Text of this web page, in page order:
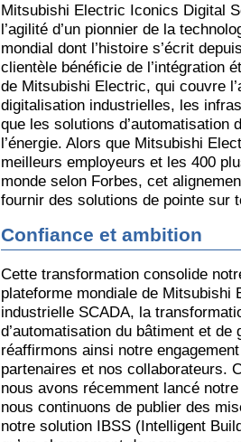
Mitsubishi Electric Iconics Digital
l’agilité d’un pionnier de la
mondial dont l’histoire s’écrit
clientèle bénéficie de l’intégration
de Mitsubishi Electric, qui couvre
digitalisation industrielles, les
que les solutions d’automatisation
l’énergie. Alors que Mitsubishi
meilleurs employeurs et les 400
monde selon Forbes, cet
fournir des solutions de pointe sur
Confiance et ambition
Cette transformation consolide
plateforme mondiale de Mitsubishi
industrielle SCADA, la
d’automatisation du bâtiment et
réaffirmons ainsi notre
partenaires et nos collaborateurs.
nous avons récemment lancé
nous continuons de publier des
notre solution IBSS (Intelligent